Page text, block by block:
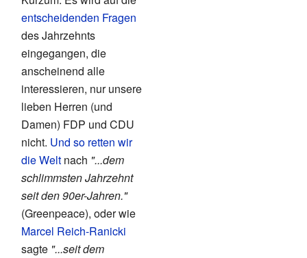
entscheidenden Fragen
des Jahrzehnts
eingegangen, die
anscheinend alle
interessieren, nur unsere
lieben Herren (und
Damen) FDP und CDU
nicht. Und so retten wir
die Welt nach "...dem
schlimmsten Jahrzehnt
seit den 90er-Jahren."
(Greenpeace), oder wie
Marcel Reich-Ranicki
sagte "...seit dem